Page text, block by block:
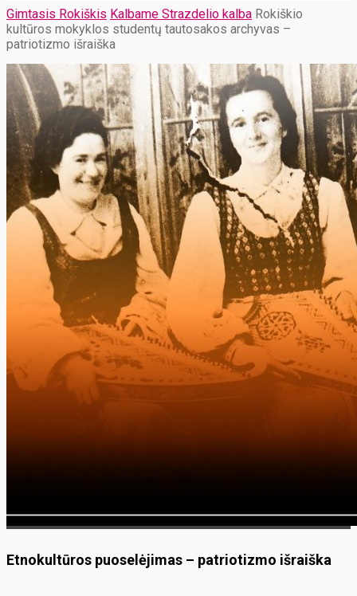
Gimtasis Rokiškis Kalbame Strazdelio kalba Rokiškio
kultūros mokyklos studentų tautosakos archyvas –
patriotizmo išraiška
Etnokultūros puoselėjimas – patriotizmo išraiška